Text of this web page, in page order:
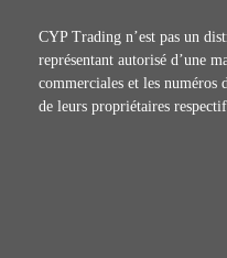
CYP Trading n’est pas un
représentant autorisé d’une
commerciales et les numéros
de leurs propriétaires